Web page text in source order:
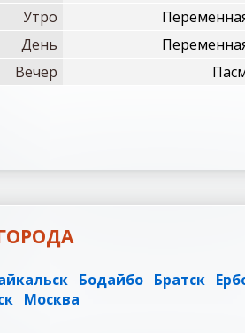
Утро
День
Вечер
Бодайбо Братск
Москва